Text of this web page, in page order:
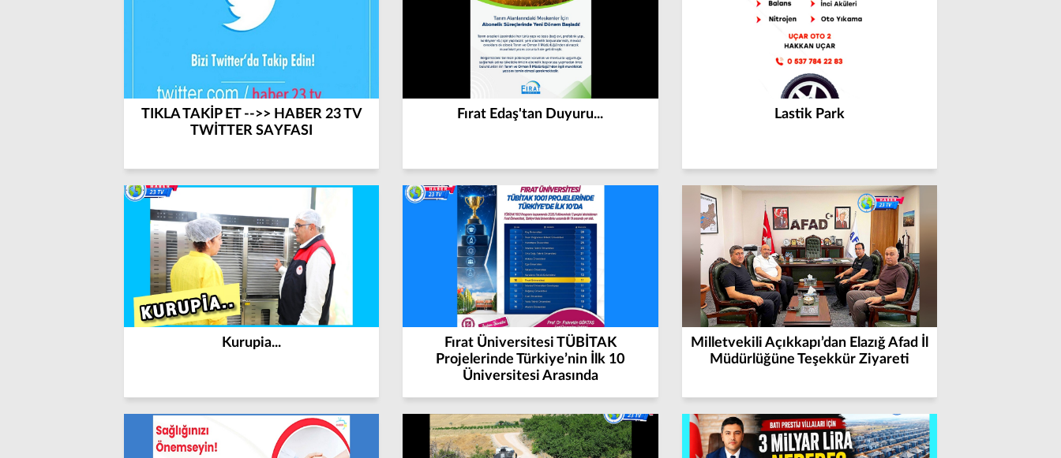
TIKLA TAKİP ET -->> HABER 23 TV
TWİTTER SAYFASI
Fırat Edaş'tan Duyuru... Lastik Park
Kurupia...
Fırat Üniversitesi TÜBİTAK
Projelerinde Türkiye’nin İlk 10
Üniversitesi Arasında
Milletvekili Açıkkapı’dan Elazığ Afad İl
Müdürlüğüne Teşekkür Ziyareti